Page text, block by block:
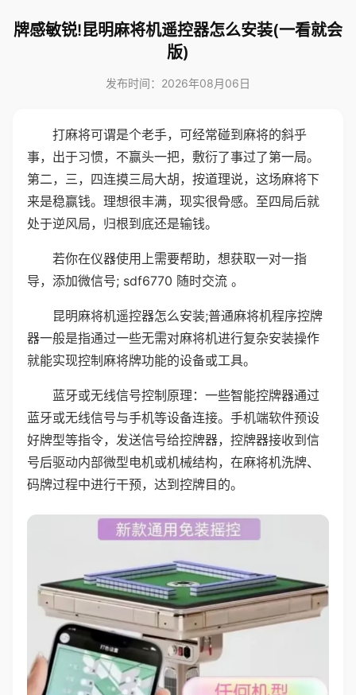
牌感敏锐!昆明麻将机遥控器怎么安装(一看就会
版)
发布时间：2026年08月06日
打麻将可谓是个老手，可经常碰到麻将的斜乎
事，出于习惯，不赢头一把，敷衍了事过了第一局。
第二，三，四连摸三局大胡，按道理说，这场麻将下
来是稳赢钱。理想很丰满，现实很骨感。至四局后就
处于逆风局，归根到底还是输钱。
若你在仪器使用上需要帮助，想获取一对一指
导，添加微信号; sdf6770 随时交流 。
昆明麻将机遥控器怎么安装;普通麻将机程序控牌
器一般是指通过一些无需对麻将机进行复杂安装操作
就能实现控制麻将牌功能的设备或工具。
蓝牙或无线信号控制原理：一些智能控牌器通过
蓝牙或无线信号与手机等设备连接。手机端软件预设
好牌型等指令，发送信号给控牌器，控牌器接收到信
号后驱动内部微型电机或机械结构，在麻将机洗牌、
码牌过程中进行干预，达到控牌目的。